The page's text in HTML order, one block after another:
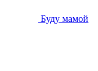
Буду мамой